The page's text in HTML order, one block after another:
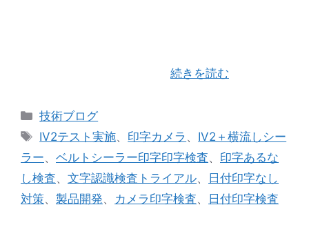
続きを読む
カ
テ
リ
ー
技術ブログ
タ
IV2テスト実施、 印字カメラ 、 IV2＋横流しシー
ラー、 ベルトシーラー印字印字検査、 印字あるな
し検査、 文字認識検査トライアル、
日付印字なし
対策、 製品開発、 カメラ印字検査、 日付印字検査